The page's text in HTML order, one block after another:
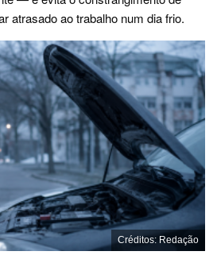
atrasado ao trabalho num dia frio.
Créditos: Redação